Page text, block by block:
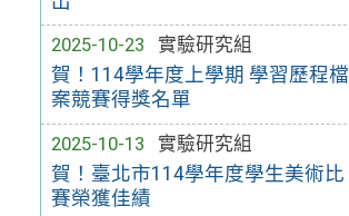
2025-10-23
實驗研究組
賀！114學年度上學期 學習歷程檔
案競賽得獎名單
2025-10-13
實驗研究組
賀！臺北市114學年度學生美術比
賽榮獲佳績